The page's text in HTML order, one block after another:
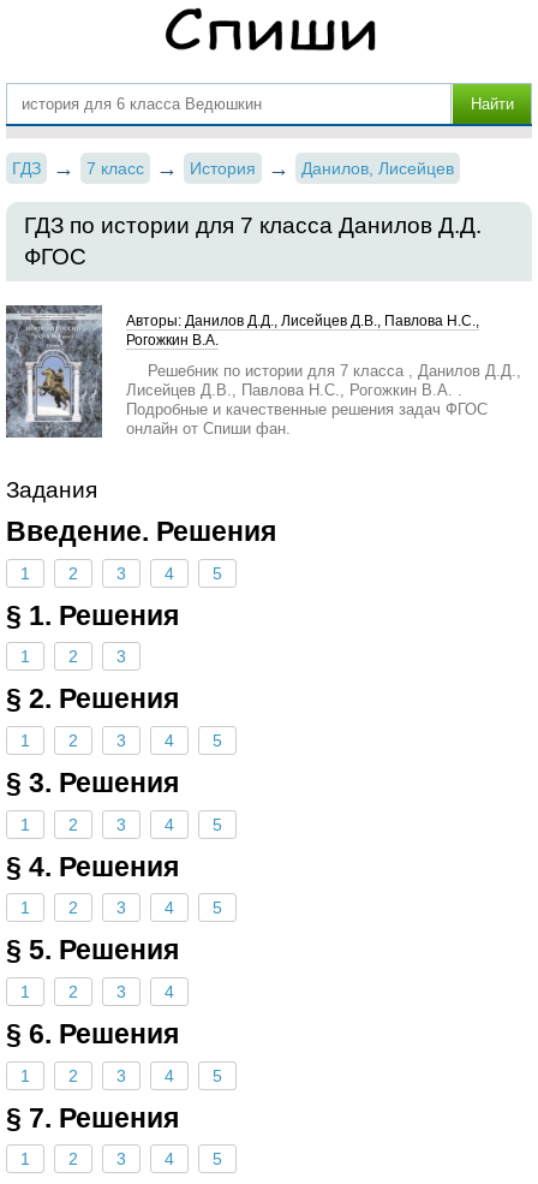
ГДЗ 7 класс История Данилов, Лисейцев
ГДЗ по истории для 7 класса Данилов Д.Д.
ФГОС
Авторы: Данилов Д.Д., Лисейцев Д.В., Павлова Н.С.,
Рогожкин В.А.
Решебник по истории для 7 класса , Данилов Д.Д.,
Лисейцев Д.В., Павлова Н.С., Рогожкин В.А. .
Подробные и качественные решения задач ФГОС
онлайн от Спиши фан.
Задания
Введение. Решения
1 2 3 4 5
§ 1. Решения
1 2 3
§ 2. Решения
1 2 3 4 5
§ 3. Решения
1 2 3 4 5
§ 4. Решения
1 2 3 4 5
§ 5. Решения
1 2 3 4
§ 6. Решения
1 2 3 4 5
§ 7. Решения
1 2 3 4 5